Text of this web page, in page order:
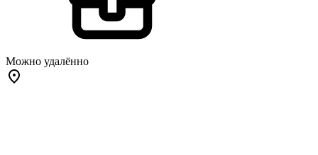
Можно удалённо